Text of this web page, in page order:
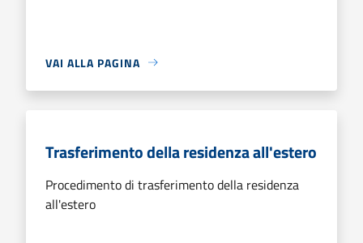
VAI ALLA PAGINA
Trasferimento della residenza all'estero
Procedimento di trasferimento della residenza
all'estero